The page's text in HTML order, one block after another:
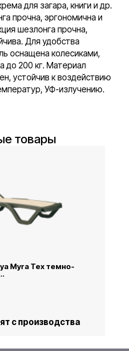
для загара, книги и др.
прочна, эргономична и
шезлонга прочна,
Для удобства
оснащена колесиками,
до 200 кг. Материал
устойчив к воздействию
УФ-излучению.
товары
Myra Tex темно-
с производства